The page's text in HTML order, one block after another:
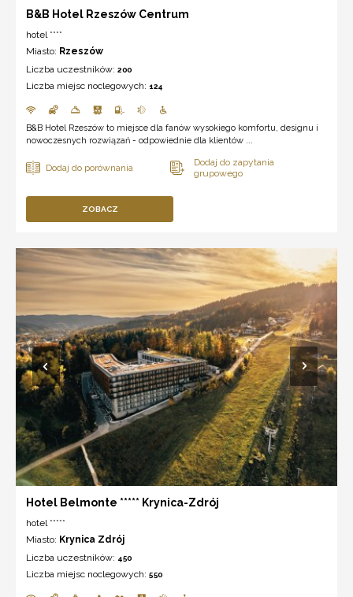
B&B Hotel Rzeszów Centrum
hotel ****
Miasto: Rzeszów
Liczba uczestników: 200
Liczba miejsc noclegowych: 124
B&B Hotel Rzeszów to miejsce dla fanów wysokiego komfortu, designu i
nowoczesnych rozwiązań - odpowiednie dla klientów ...
ZOBACZ
Hotel Belmonte ***** Krynica-Zdrój
hotel *****
Miasto: Krynica Zdrój
Liczba uczestników: 450
Liczba miejsc noclegowych: 550